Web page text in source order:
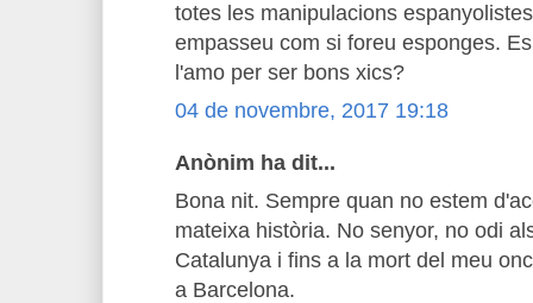
totes les manipulacions
empasseu com si foreu esponges.
l'amo per ser bons xics?
04 de novembre, 2017 19:18
Anònim ha dit...
Bona nit. Sempre quan no estem
mateixa història. No senyor, no odi
Catalunya i fins a la mort del meu
a Barcelona.